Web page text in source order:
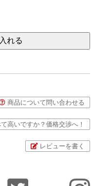
商品について問い合わせる
高いですか？価格交渉へ！
レビューを書く